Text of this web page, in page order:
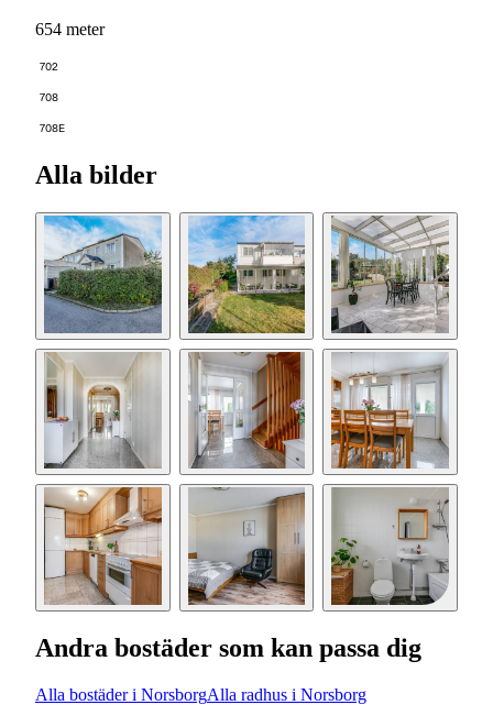
654 meter
702
708
708E
Alla bilder
Andra bostäder som kan passa dig
Alla bostäder i NorsborgAlla radhus i Norsborg